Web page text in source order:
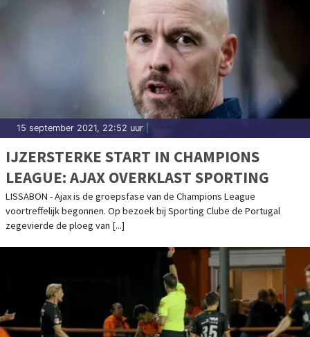
15 september 2021, 22:52 uur
IJZERSTERKE START IN CHAMPIONS
LEAGUE: AJAX OVERKLAST SPORTING
LISSABON - Ajax is de groepsfase van de Champions League
voortreffelijk begonnen. Op bezoek bij Sporting Clube de Portugal
zegevierde de ploeg van [...]